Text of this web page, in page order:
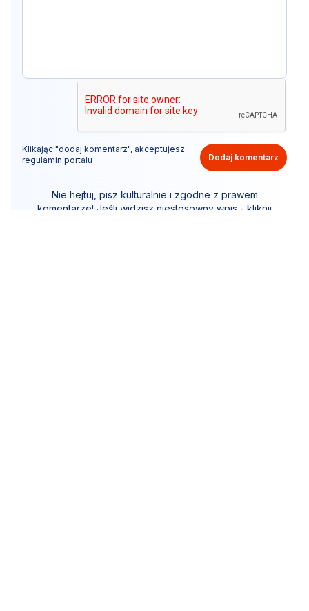
Klikając "dodaj komentarz", akceptujesz
regulamin portalu
Dodaj komentarz
Nie hejtuj, pisz kulturalnie i zgodne z prawem
komentarze! Jeśli widzisz niestosowny wpis - kliknij